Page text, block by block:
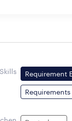
Requirement
Requirements